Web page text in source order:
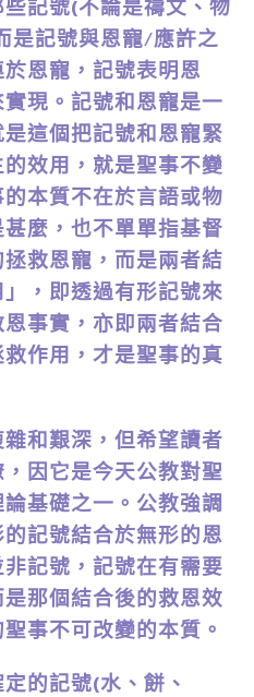
記號(不論是禱文、物
是記號與恩寵/應許之
恩寵，記號表明恩
現。記號和恩寵是一
這個把記號和恩寵緊
效用，就是聖事不變
本質不在於言語或物
麼，也不單單指基督
救恩寵，而是兩者結
，即透過有形記號來
事實，亦即兩者結合
作用，才是聖事的真
和艱深，但希望讀者
因它是今天公教對聖
基礎之一。公教強調
記號結合於無形的恩
記號，記號在有需要
那個結合後的救恩效
事不可改變的本質。
的記號(水、餅、